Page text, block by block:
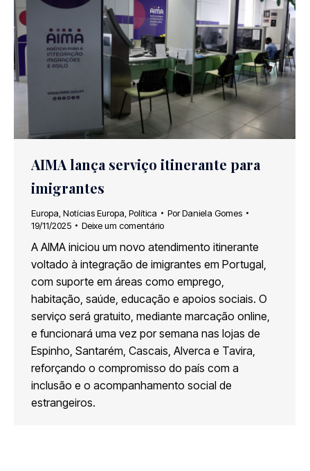
AIMA lança serviço itinerante para
imigrantes
Europa Notícias Europa Política PorDaniela Gomes
19/11/2025
Deixe um comentário
A AIMA iniciou um novo atendimento itinerante
voltado à integração de imigrantes em Portugal,
com suporte em áreas como emprego,
habitação, saúde, educação e apoios sociais. O
serviço será gratuito, mediante marcação online,
e funcionará uma vez por semana nas lojas de
Espinho, Santarém, Cascais, Alverca e Tavira,
reforçando o compromisso do país com a
inclusão e o acompanhamento social de
estrangeiros.